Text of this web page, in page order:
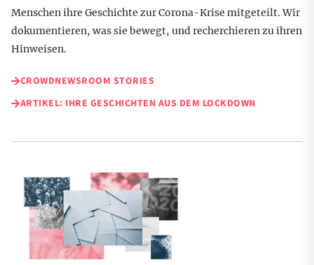
Menschen ihre Geschichte zur Corona-Krise mitgeteilt. Wir
dokumentieren, was sie bewegt, und recherchieren zu ihren
Hinweisen.
CROWDNEWSROOM STORIES
ARTIKEL: IHRE GESCHICHTEN AUS DEM LOCKDOWN